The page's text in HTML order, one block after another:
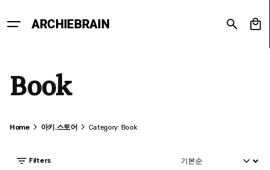
content
ARCHIEBRAIN
Book
Home 아키.스토어 Category: Book
Filters